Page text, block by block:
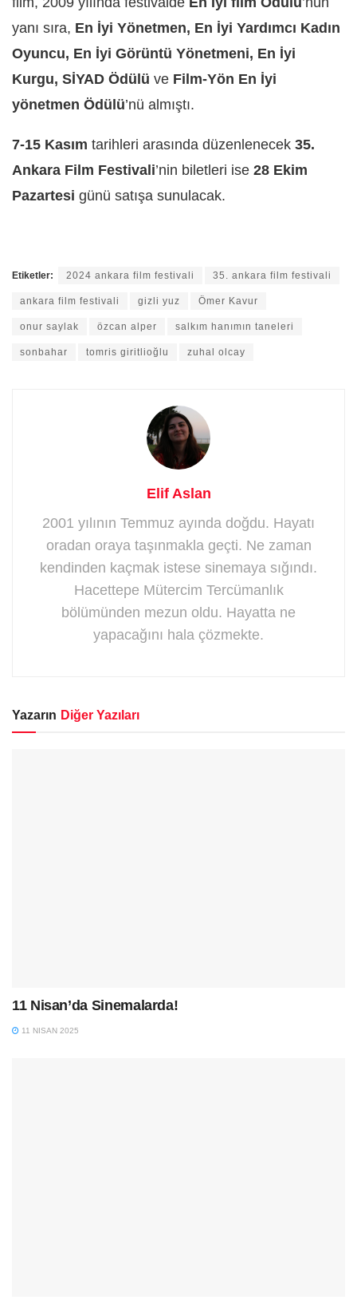
yanı sıra, En İyi Yönetmen, En İyi Yardımcı Kadın
Oyuncu, En İyi Görüntü Yönetmeni, En İyi
Kurgu, SİYAD Ödülü ve Film-Yön En İyi
yönetmen Ödülü’nü almıştı.
7-15 Kasım tarihleri arasında düzenlenecek 35.
Ankara Film Festivali’nin biletleri ise 28 Ekim
Pazartesi günü satışa sunulacak.
Etiketler: 2024 ankara film festivali 35. ankara film festivali
ankara film festivali gizli yuz Ömer Kavur
onur saylak özcan alper salkım hanımın taneleri
sonbahar tomris giritlioğlu zuhal olcay
Elif Aslan
2001 yılının Temmuz ayında doğdu. Hayatı
oradan oraya taşınmakla geçti. Ne zaman
kendinden kaçmak istese sinemaya sığındı.
Hacettepe Mütercim Tercümanlık
bölümünden mezun oldu. Hayatta ne
yapacağını hala çözmekte.
Yazarın Diğer Yazıları
11 Nisan’da Sinemalarda!
11 NISAN 2025